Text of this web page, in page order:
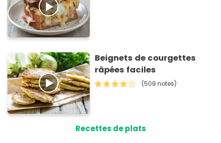
Beignets de courgettes
râpées faciles
(509 notes)
Recettes de plats